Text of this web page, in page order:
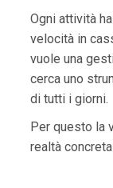
Ogni attività
velocità in
vuole una
cerca uno
di tutti i giorni.
Per questo la
realtà